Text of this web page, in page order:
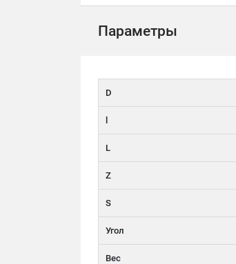
Параметры
D
L
Z
S
Угол
Вес